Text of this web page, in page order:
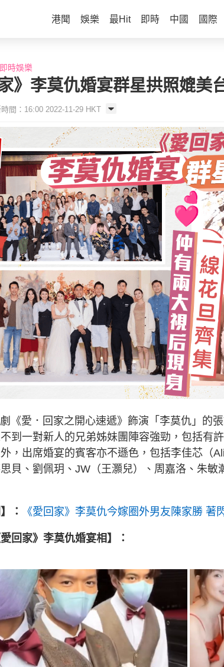
港聞 娛樂 最Hit 即時 中國 國際
即時娛樂
家》李莫仇婚宴群星拱照媲
間：16:00 2022-11-29 HKT
《愛．回家之開心速遞》飾演「李莫仇」的
到一對新人的兄弟姊妹團陣容強勁，包括有
，出席婚宴的賓客亦不遜色，包括李佳芯（
貝、劉佩玥、JW（王灝兒）、周嘉洛、朱
： 《愛回家》李莫仇今嫁圈外男友陳家勝 著
愛回家》李莫仇婚宴相】：